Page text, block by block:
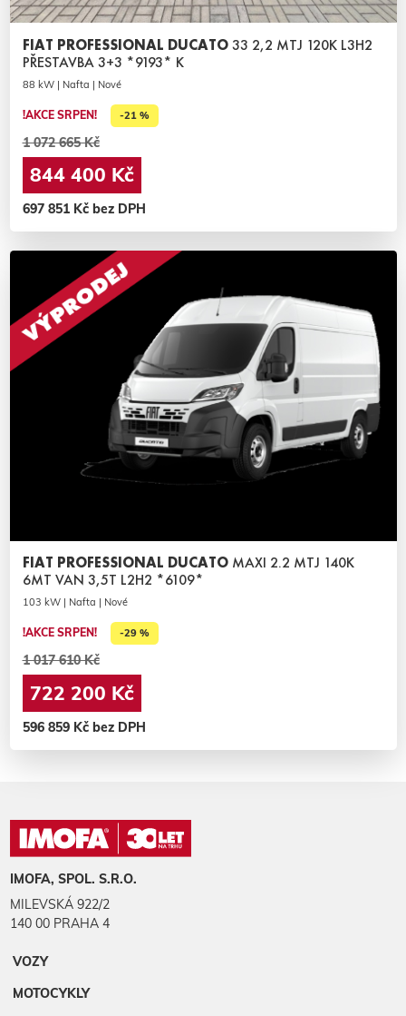
FIAT PROFESSIONAL DUCATO33 2,2 MTJ 120K L3H2
PŘESTAVBA 3+3 *9193* K
88 kW | Nafta | Nové
!AKCE SRPEN! -21 %
1 072 665 Kč
844 400 Kč
697 851 Kč bez DPH
FIAT PROFESSIONAL DUCATO MAXI 2.2 MTJ 140K
6MT VAN 3,5T L2H2 *6109*
103 kW | Nafta | Nové
!AKCE SRPEN! -29 %
1 017 610 Kč
722 200 Kč
596 859 Kč bez DPH
IMOFA, SPOL. S.R.O.
MILEVSKÁ 922/2
140 00 PRAHA 4
VOZY
MOTOCYKLY